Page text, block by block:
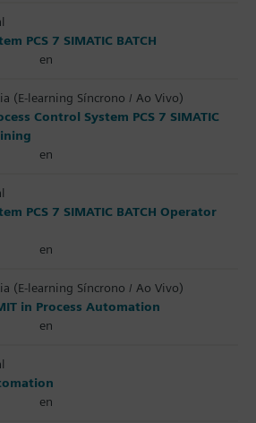
PCS 7 SIMATIC BATCH
en
(E-learning Síncrono / Ao Vivo)
Control System PCS 7 SIMATIC
en
PCS 7 SIMATIC BATCH Operator
en
(E-learning Síncrono / Ao Vivo)
in Process Automation
en
en